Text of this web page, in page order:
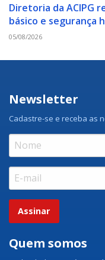
Diretoria da ACIPG
básico e segurança
05/08/2026
Newsletter
Cadastre-se e receba as
Assinar
Quem somos